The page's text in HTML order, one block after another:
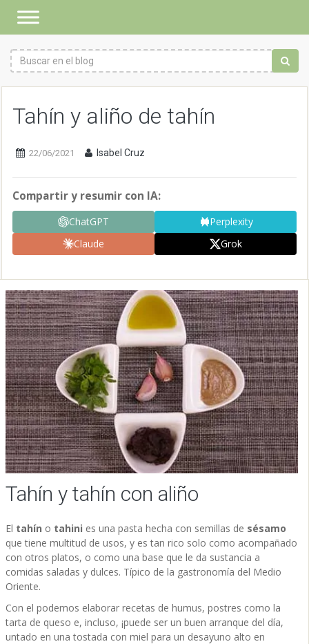
Tahín y aliño de tahín
22/06/2021 Isabel Cruz
Compartir y resumir con IA:
ChatGPT
Perplexity
Claude
Grok
Tahín y tahín con aliño
El tahín o tahini es una pasta hecha con semillas de sésamo
que tiene multitud de usos, y es tan rico solo como acompañado
con otros platos, o como una base que le da sustancia a
comidas saladas y dulces. Típico de la gastronomía del Medio
Oriente.
Con el podemos elaborar recetas de humus, postres como la
tarta de queso e, incluso, ¡puede ser un buen arranque del día,
untado en una tostada con miel para un desayuno alto en